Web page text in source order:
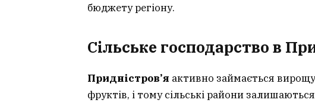
бюджету регіону.
Сільське господарство в
Придністров’я активно займається
фруктів, і тому сільські райони